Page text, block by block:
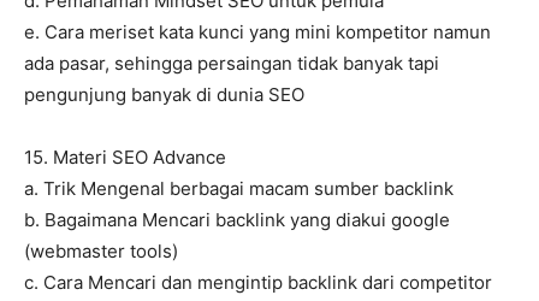
e. Cara meriset kata kunci yang mini kompetitor namun
ada pasar, sehingga persaingan tidak banyak tapi
pengunjung banyak di dunia SEO
15. Materi SEO Advance
a. Trik Mengenal berbagai macam sumber backlink
b. Bagaimana Mencari backlink yang diakui google
(webmaster tools)
c. Cara Mencari dan mengintip backlink dari competitor